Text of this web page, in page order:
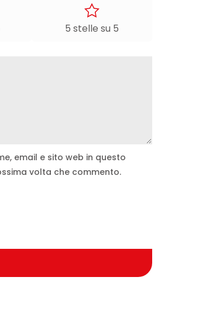
5 stelle su 5
email e sito web in questo
volta che commento.